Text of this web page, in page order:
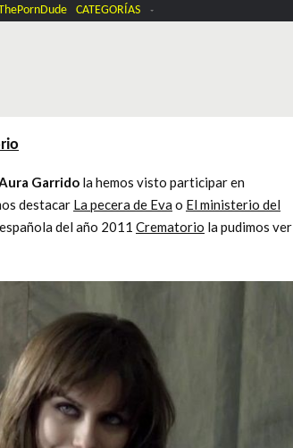
CATEGORÍAS
Garrido la hemos visto participar en
destacar La pecera de Eva o El ministerio del
del año 2011 Crematorio la pudimos ver